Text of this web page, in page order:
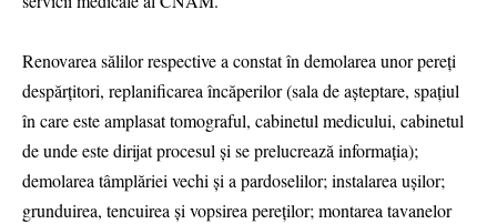
Renovarea sălilor respective a constat în demolarea unor pereți
despărțitori, replanificarea încăperilor (sala de așteptare, spațiul
în care este amplasat tomograful, cabinetul medicului, cabinetul
de unde este dirijat procesul și se prelucrează informația);
demolarea tâmplăriei vechi și a pardoselilor; instalarea ușilor;
grunduirea, tencuirea și vopsirea pereților; montarea tavanelor